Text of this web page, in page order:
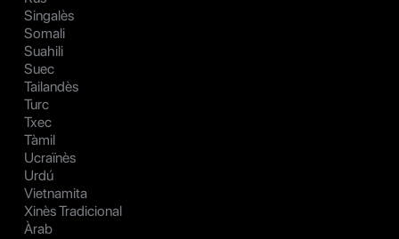
Singalès
Somali
Suahili
Suec
Tailandès
Turc
Txec
Tàmil
Ucraïnès
Urdú
Vietnamita
Xinès Tradicional
Àrab